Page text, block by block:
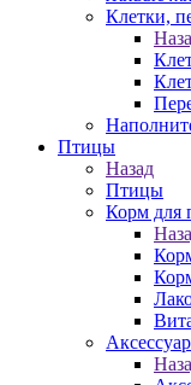
Клетки,
Птицы
Назад
Птицы
Корм для